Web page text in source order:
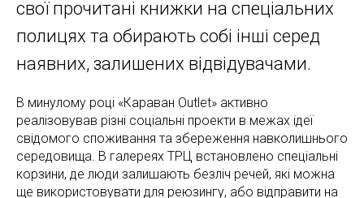
свої прочитані книжки на спеціальних
полицях та обирають собі інші серед
наявних, залишених відвідувачами.
В минулому році «Караван Outlet» активно
реалізовував різні соціальні проекти в межах ідеї
свідомого споживання та збереження навколишнього
середовища. В галереях ТРЦ встановлено спеціальні
корзини, де люди залишають безліч речей, які можна
ще використовувати для реюзингу, або відправити на